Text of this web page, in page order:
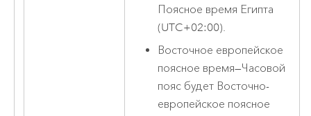
Поясное время Египта
(UTC+02:00).
Восточное европейское
поясное время—Часовой
пояс будет Восточно-
европейское поясное